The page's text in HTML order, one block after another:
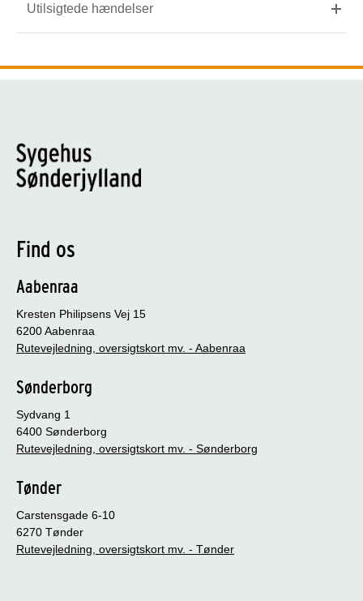
Utilsigtede hændelser
Find os
Aabenraa
Kresten Philipsens Vej 15
6200 Aabenraa
Rutevejledning, oversigtskort mv. - Aabenraa
Sønderborg
Sydvang 1
6400 Sønderborg
Rutevejledning, oversigtskort mv. - Sønderborg
Tønder
Carstensgade 6-10
6270 Tønder
Rutevejledning, oversigtskort mv. - Tønder